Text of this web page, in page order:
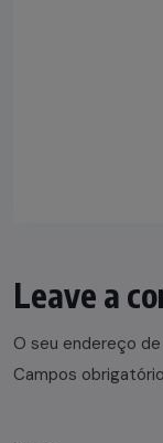
Leave a
O seu endereço
Campos